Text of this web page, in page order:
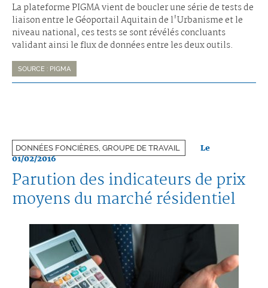
La plateforme PIGMA vient de boucler une série de tests de
liaison entre le Géoportail Aquitain de l'Urbanisme et le
niveau national, ces tests se sont révélés concluants
validant ainsi le flux de données entre les deux outils.
SOURCE : PIGMA
DONNÉES FONCIÈRES, GROUPE DE TRAVAIL
Le
01/02/2016
Parution des indicateurs de prix
moyens du marché résidentiel